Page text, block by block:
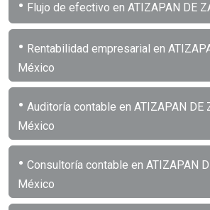
• Flujo de efectivo en ATIZAPAN DE
• Rentabilidad empresarial en
México
• Auditoría contable en ATIZAPAN DE
México
• Consultoría contable en ATIZAPAN
México